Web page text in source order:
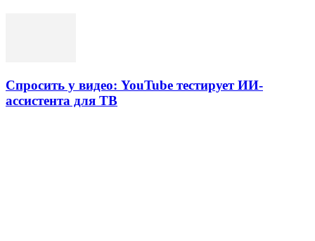
Спросить у видео: YouTube тестирует ИИ-
ассистента для ТВ